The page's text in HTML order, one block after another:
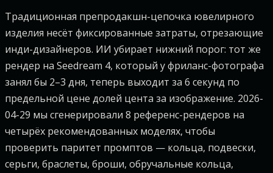
Традиционная препродакшн-цепочка ювелирного
изделия несёт фиксированные затраты, отрезающие
инди-дизайнеров. ИИ убирает нижний порог: тот же
рендер на Seedream 4, который у фриланс-фотографа
занял бы 2–3 дня, теперь выходит за 6 секунд по
предельной цене долей цента за изображение. 2026-
04-29 мы сгенерировали 8 референс-рендеров на
четырёх рекомендованных моделях, чтобы
проверить паритет промптов — кольца, подвески,
серьги, браслеты, броши, обручальные кольца,